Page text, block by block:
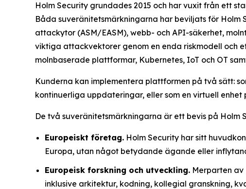
Holm Security grundades 2015 och har vuxit från ett
Båda suveränitetsmärkningarna har beviljats för Holm
attackytor (ASM/EASM), webb- och API-säkerhet,
viktiga attackvektorer genom en enda riskmodell och
molnbaserade plattformar, Kubernetes, IoT och OT
Kunderna kan implementera plattformen på två sätt:
kontinuerliga uppdateringar, eller som en virtuell
De två suveränitetsmärkningarna är ett bevis på Holm
Europeiskt företag. Holm Security har sitt
Europa, utan något betydande ägande eller
Europeisk forskning och utveckling. Merparten av
inklusive arkitektur, kodning, kollegial granskning,